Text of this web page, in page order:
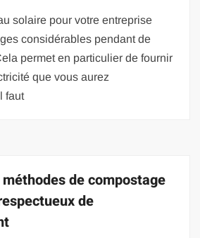
solaire pour votre entreprise
considérables pendant de
permet en particulier de fournir
que vous aurez
faut
de compostage
de